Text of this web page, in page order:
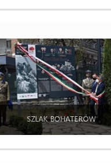
SZLAK BOHATERÓW